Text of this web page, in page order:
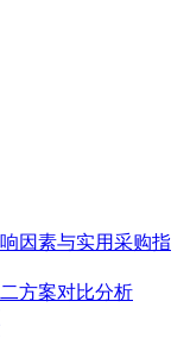
因素与实用采购指
方案对比分析